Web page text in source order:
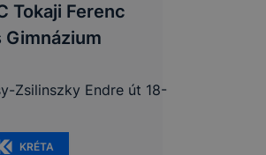
Tokaji Ferenc
Gimnázium
Zsilinszky Endre út 18-
KRÉTA